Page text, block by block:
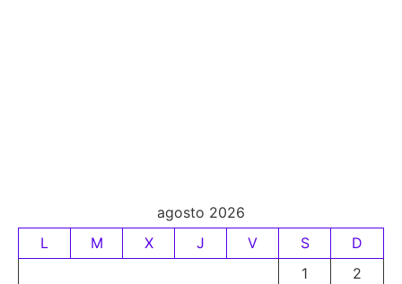
agosto 2026
L
M X J V S
D
1
2